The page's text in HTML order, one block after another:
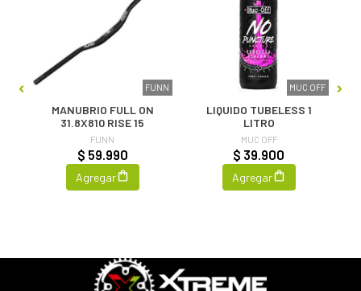
FUNN
MANUBRIO FULL ON
31.8X810 RISE 15
FUNN
$ 59.990
Agregar
MUC OFF
LIQUIDO TUBELESS 1
LITRO
MUC OFF
$ 39.900
Agregar